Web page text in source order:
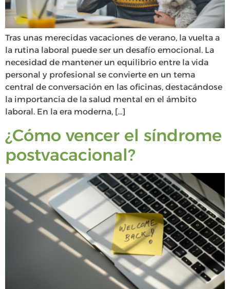
Tras unas merecidas vacaciones de verano, la vuelta a
la rutina laboral puede ser un desafío emocional. La
necesidad de mantener un equilibrio entre la vida
personal y profesional se convierte en un tema
central de conversación en las oficinas, destacándose
la importancia de la salud mental en el ámbito
laboral. En la era moderna, […]
¿Cómo vencer el síndrome
postvacacional?